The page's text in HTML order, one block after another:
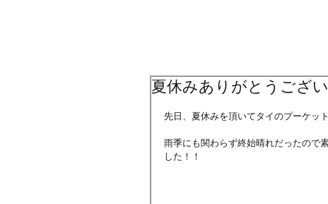
夏休みありがとうござ
先日、夏休みを頂いてタイのプーケッ
雨季にも関わらず終始晴れだったので
した！！